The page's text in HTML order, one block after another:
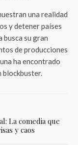
una realidad
y detener países
su gran
de producciones
ha encontrado
blockbuster.
La comedia que
y caos